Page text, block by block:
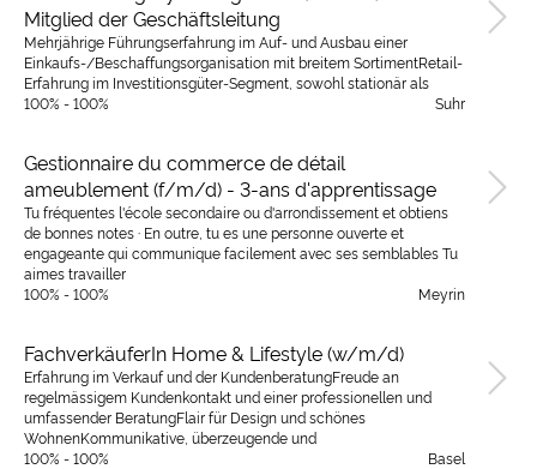
Mitglied der Geschäftsleitung
Mehrjährige Führungserfahrung im Auf- und Ausbau einer
Einkaufs-/Beschaffungsorganisation mit breitem SortimentRetail-
Erfahrung im Investitionsgüter-Segment, sowohl stationär als
100% - 100%
Suhr
Gestionnaire du commerce de détail
ameublement (f/m/d) - 3-ans d'apprentissage
Tu fréquentes l'école secondaire ou d'arrondissement et obtiens
de bonnes notes · En outre, tu es une personne ouverte et
engageante qui communique facilement avec ses semblables Tu
aimes travailler
100% - 100%
Meyrin
FachverkäuferIn Home & Lifestyle (w/m/d)
Erfahrung im Verkauf und der KundenberatungFreude an
regelmässigem Kundenkontakt und einer professionellen und
umfassender BeratungFlair für Design und schönes
WohnenKommunikative, überzeugende und
100% - 100%
Basel